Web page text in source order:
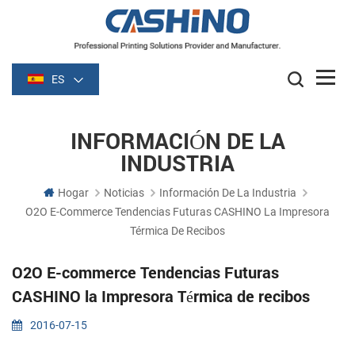
ES
INFORMACIÓN DE LA
INDUSTRIA
Hogar Noticias
Información De La Industria
O2O E-Commerce Tendencias Futuras CASHINO La Impresora
Térmica De Recibos
O2O E-commerce Tendencias Futuras
CASHINO la Impresora Térmica de recibos
2016-07-15